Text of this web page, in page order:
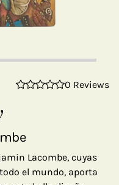
0 Reviews
Lacombe, cuyas
el mundo, aporta